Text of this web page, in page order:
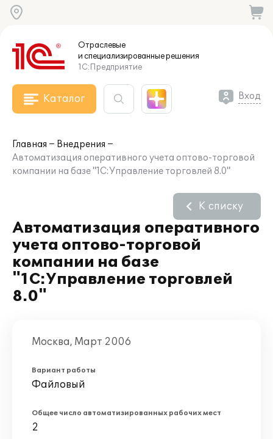
Отраслевые
и специализированныерешения
1С:Предприятие
Каталог Вход
Главная
Внедрения
Автоматизация оперативного учета оптово-торговой
компании на базе "1С:Управление торговлей 8.0"
Автоматизация оперативного
учета оптово-торговой
компании на базе
"1С:Управление торговлей
8.0"
К списку
Москва, Март 2006
Вариант работы
Файловый
Общее число автоматизированных рабочих мест
2